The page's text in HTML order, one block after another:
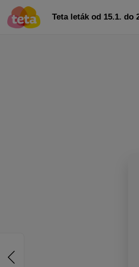
Teta leták od 15.1. do